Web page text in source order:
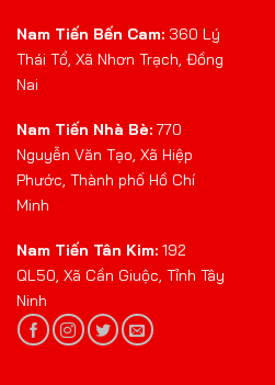
Nam Tiến Bến Cam: 360 Lý
Thái Tổ, Xã Nhơn Trạch, Đồng
Nai
Nam Tiến Nhà Bè: 770
Nguyễn Văn Tạo, Xã Hiệp
Phước, Thành phố Hồ Chí
Minh
Nam Tiến Tân Kim: 192
QL50, Xã Cần Giuộc, Tỉnh Tây
Ninh